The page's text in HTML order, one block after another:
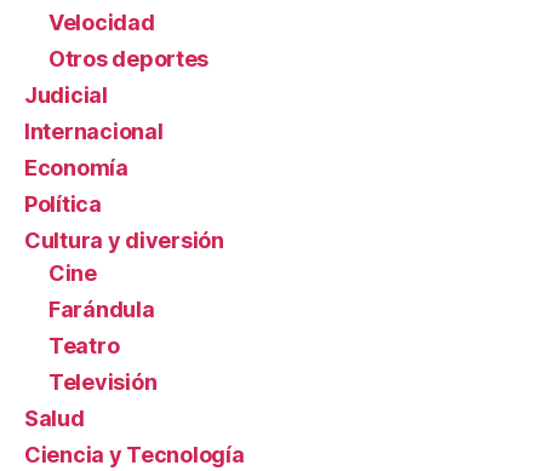
Velocidad
Otros deportes
Judicial
Internacional
Economía
Política
Cultura y diversión
Cine
Farándula
Teatro
Televisión
Salud
Ciencia y Tecnología